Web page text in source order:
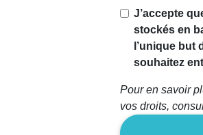
Si vous
êtes un
être
humain,
ce
champ
J’accepte
stockés en
l’unique but
souhaitez
Pour en savoir
vos droits,